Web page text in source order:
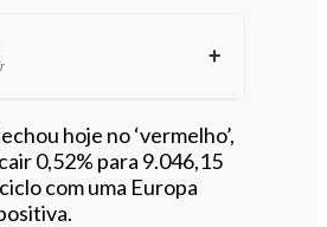
este artigo
hoje no ‘vermelho’,
0,52% para 9.046,15
com uma Europa